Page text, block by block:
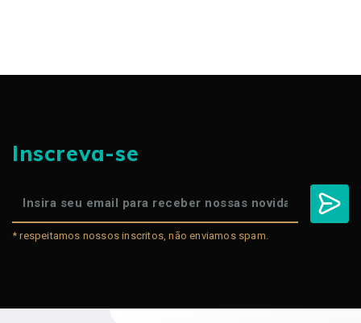
Inscreva-se
* respeitamos nossos inscritos, não enviamos spam.